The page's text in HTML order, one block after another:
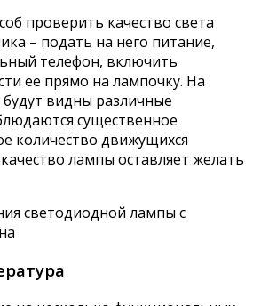
проверить качество света
– подать на него питание,
телефон, включить
ее прямо на лампочку. На
видны различные
существенное
количество движущихся
лампы оставляет желать